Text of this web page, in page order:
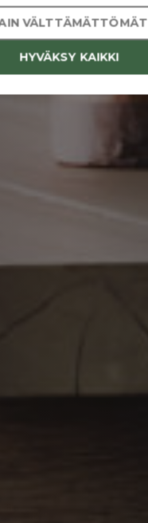
VÄLTTÄMÄTTÖMÄT
HYVÄKSY KAIKKI